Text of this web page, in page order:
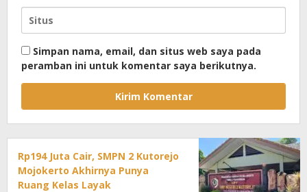
Simpan nama, email, dan situs web saya pada
peramban ini untuk komentar saya berikutnya.
Rp194 Juta Cair, SMPN 2 Kutorejo
Mojokerto Akhirnya Punya
Ruang Kelas Layak